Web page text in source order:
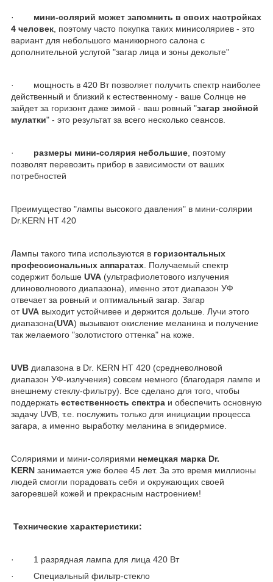
· мини-солярий может запомнить в своих настройках
4 человек , поэтому часто покупка таких минисоляриев - это
вариант для небольшого маникюрного салона с
дополнительной услугой "загар лица и зоны декольте"
· мощность в 420 Вт позволяет получить спектр наиболее
действенный и близкий к естественному - ваше Солнце не
зайдет за горизонт даже зимой - ваш ровный "загар знойной
мулатки" - это результат за всего несколько сеансов.
· размеры мини-солярия небольшие , поэтому
позволят перевозить прибор в зависимости от ваших
потребностей
Преимущество "лампы высокого давления" в мини-солярии
Dr.KERN HT 420
Лампы такого типа используются в горизонтальных
профессиональных аппаратах . Получаемый спектр
содержит больше UVA (ультрафиолетового излучения
длиноволнового диапазона), именно этот диапазон УФ
отвечает за ровный и оптимальный загар. Загар
отUVA выходит устойчивее и держится дольше. Лучи этого
диапазона(UVA) вызывают окисление меланина и получение
так желаемого "золотистого оттенка" на коже.
UVB диапазона в Dr. KERN HT 420 (средневолновой
диапазон УФ-излучения) совсем немного (благодаря лампе и
внешнему стеклу-фильтру). Все сделано для того, чтобы
поддержать естественность спектра и обеспечить основную
задачу UVB, т.е. послужить только для инициации процесса
загара, а именно выработку меланина в эпидермисе.
Соляриями и мини-соляриями немецкая марка Dr.
KERN занимается уже более 45 лет. За это время миллионы
людей смогли порадовать себя и окружающих своей
загоревшей кожей и прекрасным настроением!
Технические характеристики:
· 1 разрядная лампа для лица 420 Вт
· Специальный фильтр-стекло